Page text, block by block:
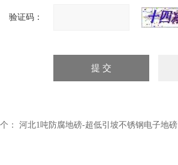
验证码：
： 河北1吨防腐地磅-超低引坡不锈钢电子地磅